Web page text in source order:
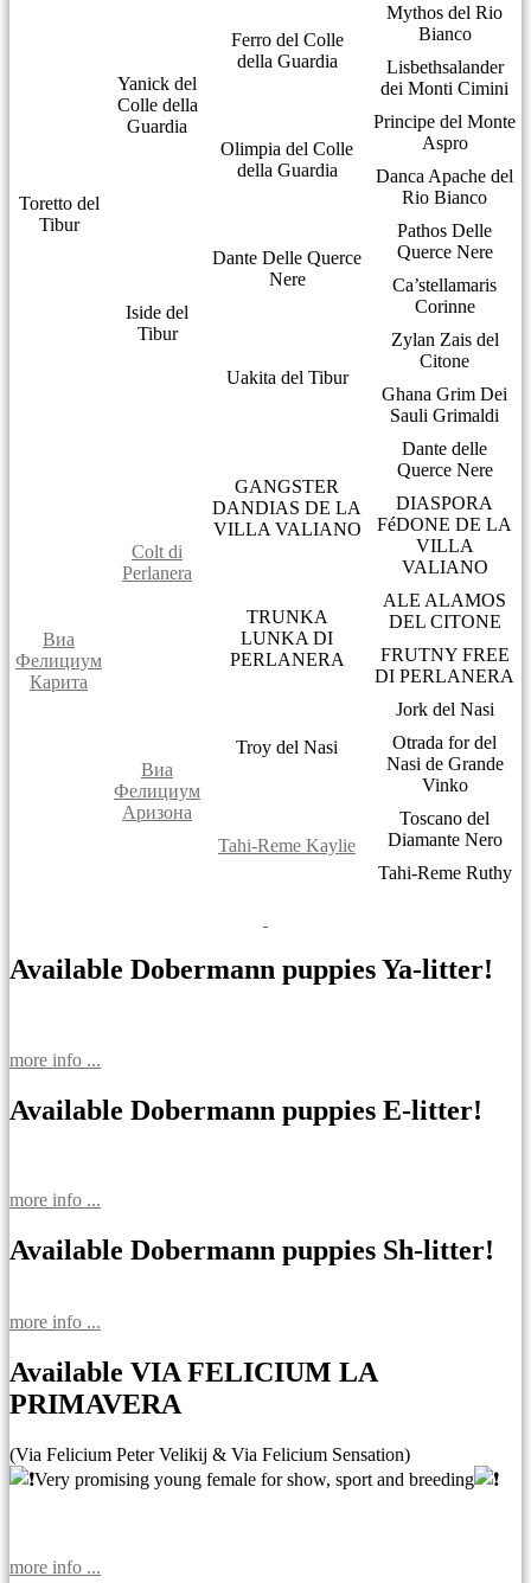
Toretto del
Tibur
Yanick del
Colle della
Guardia
Ferro del Colle
della Guardia
Mythos del Rio
Bianco
Lisbethsalander
dei Monti Cimini
Olimpia del Colle
della Guardia
Principe del Monte
Aspro
Danca Apache del
Rio Bianco
Iside del
Tibur
Dante Delle Querce
Nere
Pathos Delle
Querce Nere
Ca’stellamaris
Corinne
Uakita del Tibur
Zylan Zais del
Citone
Ghana Grim Dei
Sauli Grimaldi
Виа
Фелициум
Карита
Colt di
Perlanera
GANGSTER
DANDIAS DE LA
VILLA VALIANO
Dante delle
Querce Nere
DIASPORA
FéDONE DE LA
VILLA
VALIANO
TRUNKA
LUNKA DI
PERLANERA
ALE ALAMOS
DEL CITONE
FRUTNY FREE
DI PERLANERA
Виа
Фелициум
Аризона
Troy del Nasi
Jork del Nasi
Otrada for del
Nasi de Grande
Vinko
Tahi-Reme Kaylie
Toscano del
Diamante Nero
Tahi-Reme Ruthy
Available Dobermann puppies Ya-litter!
more info ...
Available Dobermann puppies E-litter!
more info ...
Available Dobermann puppies Sh-litter!
more info ...
Available VIA FELICIUM LA
PRIMAVERA
(Via Felicium Peter Velikij & Via Felicium Sensation)
Very promising young female for show, sport and breeding
more info ...